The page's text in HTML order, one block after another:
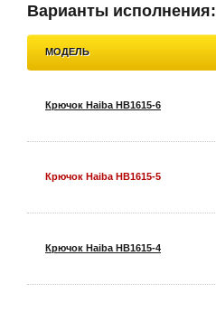
Варианты исполнения:
МОДЕЛЬ
Крючок Haiba HB1615-6
Крючок Haiba HB1615-5
Крючок Haiba HB1615-4